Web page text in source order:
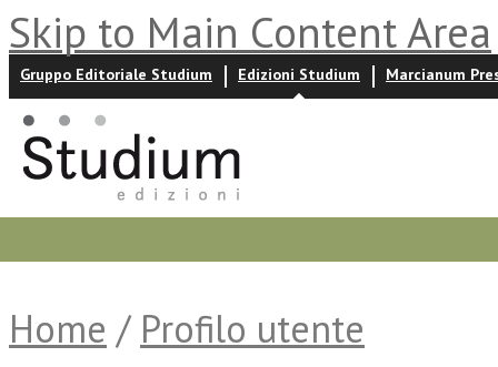
Skip to Main Content Area
Gruppo Editoriale Studium Edizioni Studium Marcianum
Home / Profilo utente